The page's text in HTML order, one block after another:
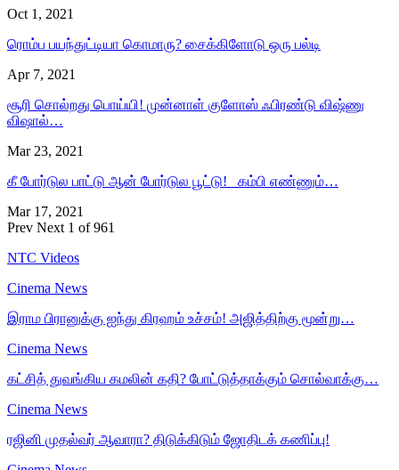
Oct 1, 2021
ரொம்ப பயந்துட்டியா கொமாரு? சைக்கிளோடு ஒரு பல்டி
Apr 7, 2021
சூரி சொல்றது பொய்யி! முன்னாள் குளோஸ் ஃபிரண்டு விஷ்ணு
விஷால்…
Mar 23, 2021
கீ போர்டுல பாட்டு ஆன் போர்டுல பூட்டு! கம்பி எண்ணும்…
Mar 17, 2021
Prev Next 1 of 961
NTC Videos
Cinema News
இராம பிரானுக்கு ஐந்து கிரஹம் உச்சம்! அஜித்திற்கு மூன்று…
Cinema News
கட்சித் துவங்கிய கமலின் கதி? போட்டுத்தாக்கும் சொல்வாக்கு…
Cinema News
ரஜினி முதல்வர் ஆவாரா? திடுக்கிடும் ஜோதிடக் கணிப்பு!